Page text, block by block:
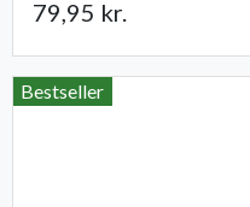
79,95 kr.
Bestseller